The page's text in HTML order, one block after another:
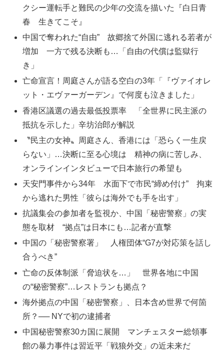
クシー運転手と難民の少年の交流を描いた『白日青
春 生きてこそ』
中国で奪われた“自由” 故郷捨て外国に逃れる若者が
増加 一方で残る決断も…「自由の代償は監獄行
き」
亡命宣言！周庭さんが語る空白の3年「『ヴァイオレ
ット・エヴァーガーデン』で何度も泣きました」
香港区議選の過去最低投票率 「全世界に民主派の
抵抗を示した」辛坊治郎が解説
〝民主の女神〟周庭さん、香港には「恐らく一生戻
らない」…決断に至る心境は 精神の病に苦しみ、
オンラインインタビューで日本旅行の希望も
天安門事件から34年 水面下で市民“締め付け” 拘束
から逃れた男性「彼らは海外でも手を出す」
抗議集会の参加者を監視か、中国「秘密警察」の実
態を取材 “拠点”は日本にも…記者が直撃
中国の「秘密警察署」 人権団体“G7が対応策を話し
合うべき”
亡命の反体制派「脅迫状を…」 世界各地に中国
の“秘密警察”…レストランも拠点？
海外拠点の中国「秘密警察」、日本含め世界で何箇
所？── NYで初の逮捕者
中国秘密警察30カ国に展開 マンチェスター総領事
館の暴力事件は習近平「戦狼外交」の近未来だ